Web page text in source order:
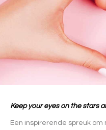
Keep your eyes on the stars
Een inspirerende spreuk